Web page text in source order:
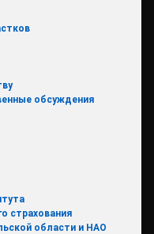
обсуждения
страхования
области и НАО